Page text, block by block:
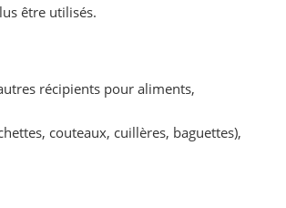
être utilisés.
récipients pour aliments,
couteaux, cuillères, baguettes),